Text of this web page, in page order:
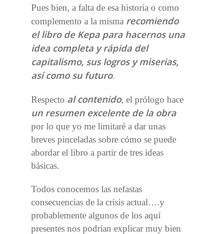
Pues bien, a falta de esa historia o como
complemento a la misma recomiendo
el libro de Kepa para hacernos una
idea completa y rápida del
capitalismo, sus logros y miserias,
así como su futuro.
Respecto al contenido, el prólogo hace
un resumen excelente de la obra
por lo que yo me limitaré a dar unas
breves pinceladas sobre cómo se puede
abordar el libro a partir de tres ideas
básicas.
Todos conocemos las nefastas
consecuencias de la crisis actual….y
probablemente algunos de los aquí
presentes nos podrían explicar muy bien